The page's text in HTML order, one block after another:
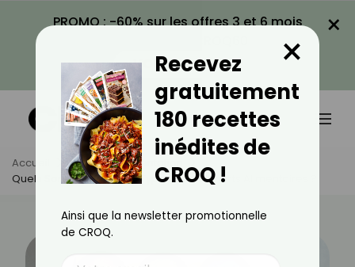
PROMO : -60% sur les offres 3 et 6 mois
VOIR LA PROMO
×
Accueil Actus
Alimentation
Quels Sont Les Différents Types De Colorants Alimentaires ?
Recevez
gratuitement
180 recettes
inédites de
CROQ !
×
Ainsi que la newsletter promotionnelle
de CROQ.